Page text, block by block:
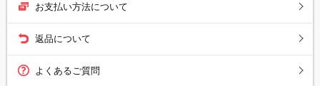
お支払い方法について
返品について
よくあるご質問